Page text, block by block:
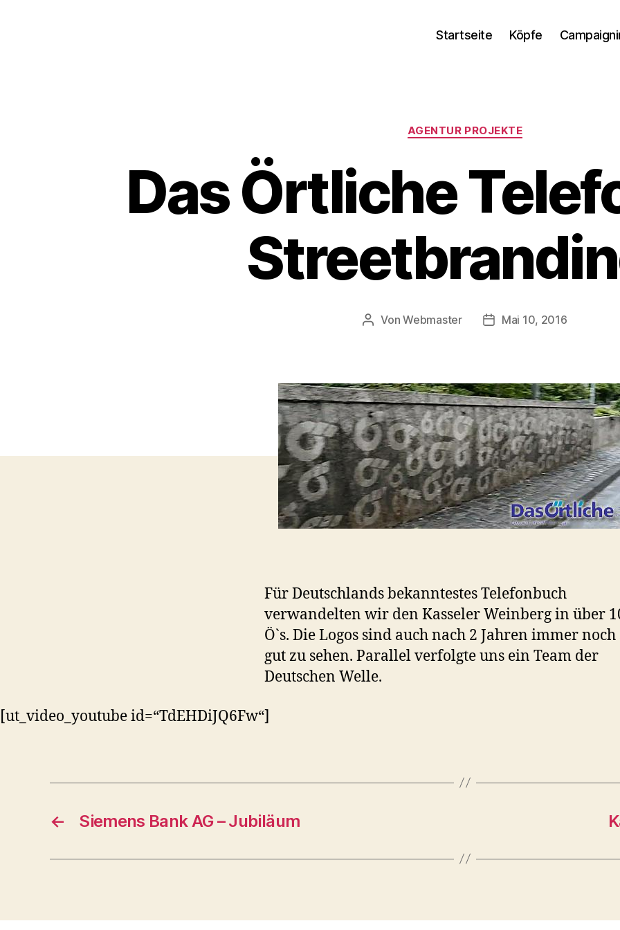
Startseite Köpfe
Kategorien
AGENTUR PROJEKTE
Das Örtliche
Beitragsautor
VonWebmaster Beitragsdatum
Mai 10, 2016
Für Deutschlands bekanntestes Telefonbuch
verwandelten wir den Kasseler Weinberg in über
Ö`s. Die Logos sind auch nach 2 Jahren immer noch
gut zu sehen. Parallel verfolgte uns ein Team der
Deutschen Welle.
[ut_video_youtube id=“TdEHDiJQ6Fw“]
← Siemens Bank AG – Jubiläum